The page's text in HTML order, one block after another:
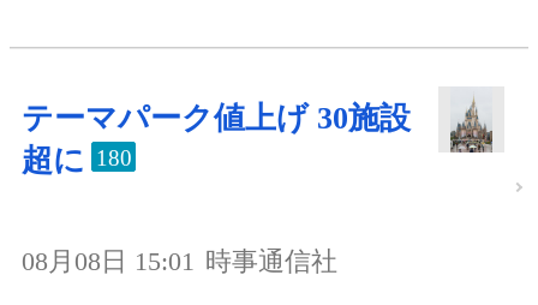
テーマパーク値上げ 30施設
超に 180
08月08日 15:01 時事通信社